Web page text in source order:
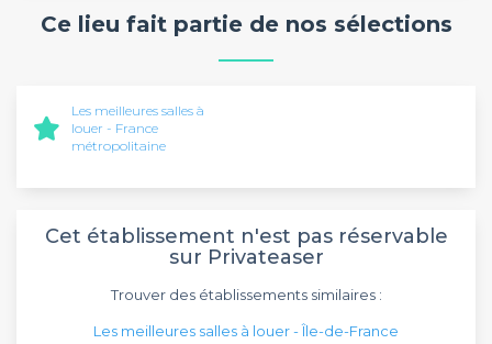
Ce lieu fait partie de nos sélections
Les meilleures salles à
louer - France
métropolitaine
Cet établissement n'est pas réservable
sur Privateaser
Trouver des établissements similaires :
Les meilleures salles à louer - Île-de-France